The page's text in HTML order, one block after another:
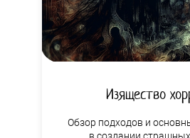
Изящество
Обзор подходов и